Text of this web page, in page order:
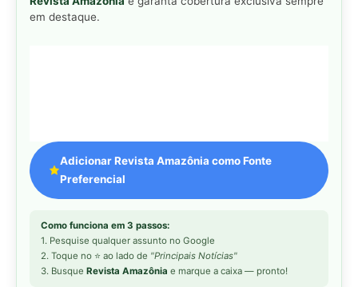
em destaque.
Adicionar Revista Amazônia como Fonte
Preferencial
Como funciona em 3 passos:
1. Pesquise qualquer assunto no Google
2. Toque no ⭐ ao lado de "Principais Notícias"
3. Busque Revista Amazônia e marque a caixa — pronto!